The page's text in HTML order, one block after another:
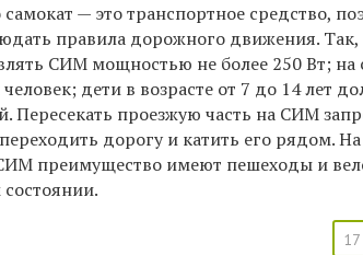
— это транспортное средство,
правила дорожного движения. Так,
СИМ мощностью не более 250 Вт; на
дети в возрасте от 7 до 14 лет
. Пересекать проезжую часть на СИМ
дорогу и катить его рядом.
преимущество имеют пешеходы и
17